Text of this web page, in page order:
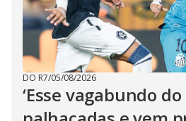
DO R7/05/08/2026
‘Esse vagabundo